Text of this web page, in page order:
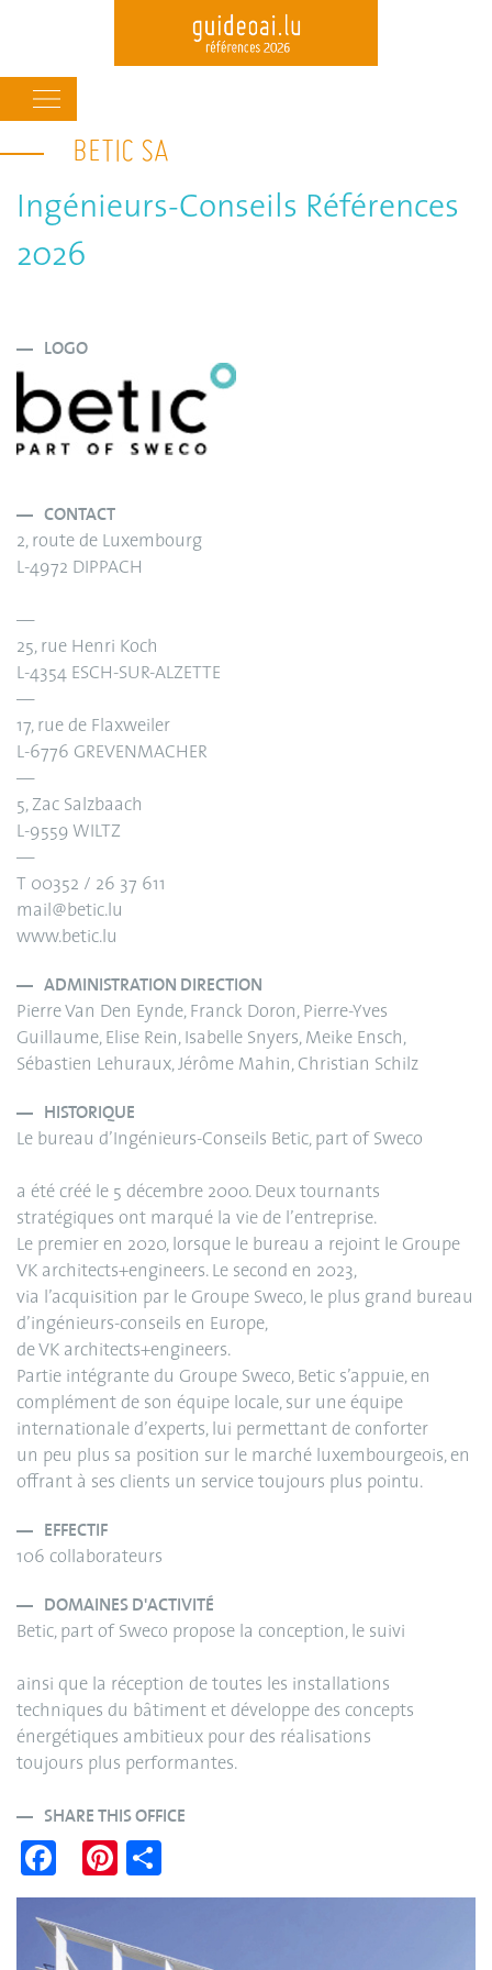
main
content
navigation
BETIC SA
Ingénieurs-Conseils Références
2026
LOGO
CONTACT
2, route de Luxembourg
L-4972 DIPPACH
—
25, rue Henri Koch
L-4354 ESCH-SUR-ALZETTE
—
17, rue de Flaxweiler
L-6776 GREVENMACHER
—
5, Zac Salzbaach
L-9559 WILTZ
—
T 00352 / 26 37 611
mail@betic.lu
www.betic.lu
ADMINISTRATION DIRECTION
Pierre Van Den Eynde, Franck Doron, Pierre-Yves
Guillaume, Elise Rein, Isabelle Snyers, Meike Ensch,
Sébastien Lehuraux, Jérôme Mahin, Christian Schilz
HISTORIQUE
Le bureau d’Ingénieurs-Conseils Betic, part of Sweco
a été créé le 5 décembre 2000. Deux tournants
stratégiques ont marqué la vie de l’entreprise.
Le premier en 2020, lorsque le bureau a rejoint le Groupe
VK architects+engineers. Le second en 2023,
via l’acquisition par le Groupe Sweco, le plus grand bureau
d’ingénieurs-conseils en Europe,
de VK architects+engineers.
Partie intégrante du Groupe Sweco, Betic s’appuie, en
complément de son équipe locale, sur une équipe
internationale d’experts, lui permettant de conforter
un peu plus sa position sur le marché luxembourgeois, en
offrant à ses clients un service toujours plus pointu.
EFFECTIF
106 collaborateurs
DOMAINES D'ACTIVITÉ
Betic, part of Sweco propose la conception, le suivi
ainsi que la réception de toutes les installations
techniques du bâtiment et développe des concepts
énergétiques ambitieux pour des réalisations
toujours plus performantes.
SHARE THIS OFFICE
Fa
ce
bo
ok
Pi
nt
es
ha